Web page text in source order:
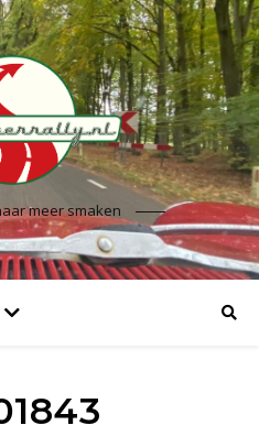
meer smaken